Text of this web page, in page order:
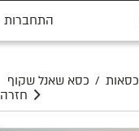
התחברות
כסאות / כסא שאנל שקוף
חזרה